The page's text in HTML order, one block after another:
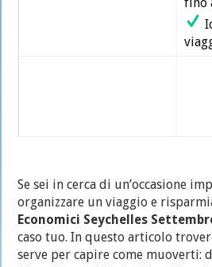
Se sei in cerca di un’occasione
organizzare un viaggio e
Economici Seychelles
caso tuo. In questo articolo
serve per capire come muoverti: